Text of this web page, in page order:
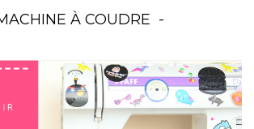
À COUDRE